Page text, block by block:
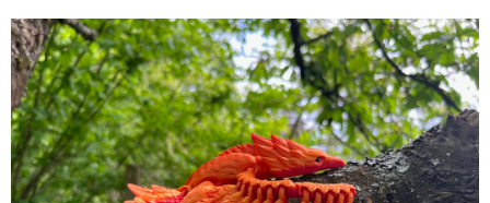
je
0,0
z
5
hvězdiček.